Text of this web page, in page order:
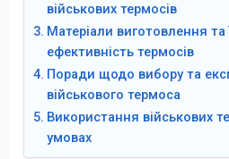
військових термосів
Матеріали виготовлення та
ефективність термосів
Поради щодо вибору та
військового термоса
Використання військових
умовах